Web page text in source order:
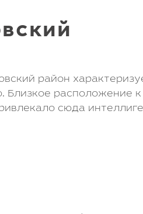
район
Близкое расположение
сюда